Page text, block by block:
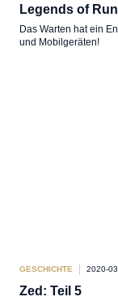
Legends of
Das Warten hat ein
und Mobilgeräten!
GESCHICHTE 2020-
Zed: Teil 5